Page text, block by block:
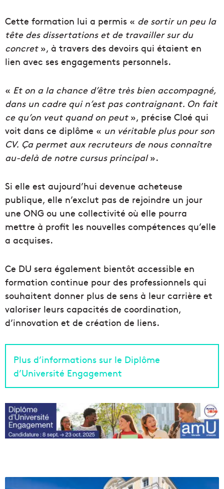
Cette formation lui a permis « de sortir un peu la
tête des dissertations et de travailler sur du
concret», à travers des devoirs qui étaient en
lien avec ses engagements personnels.
« Et on a la chance d’être très bien accompagné,
dans un cadre qui n’est pas contraignant. On fait
ce qu’on veut quand on peut», précise Cloé qui
voit dans ce diplôme « un véritable plus pour son
CV. Ça permet aux recruteurs de nous connaître
au-delà de notre cursus principal».
Si elle est aujourd’hui devenue acheteuse
publique, elle n’exclut pas de rejoindre un jour
une ONG ou une collectivité où elle pourra
mettre à profit les nouvelles compétences qu’elle
a acquises.
Ce DU sera également bientôt accessible en
formation continue pour des professionnels qui
souhaitent donner plus de sens à leur carrière et
valoriser leurs capacités de coordination,
d’innovation et de création de liens.
Plus d’informations sur le Diplôme
d’Université Engagement